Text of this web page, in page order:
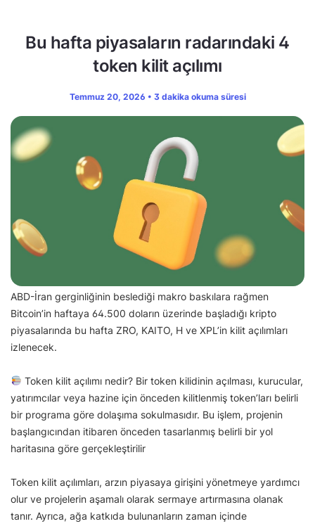
Bu hafta piyasaların radarındaki 4
token kilit açılımı
Temmuz 20, 2026 • 3 dakika okuma süresi
ABD-İran gerginliğinin beslediği makro baskılara rağmen
Bitcoin’in haftaya 64.500 doların üzerinde başladığı kripto
piyasalarında bu hafta ZRO, KAITO, H ve XPL’in kilit açılımları
izlenecek.
Token kilit açılımı nedir? Bir token kilidinin açılması, kurucular,
yatırımcılar veya hazine için önceden kilitlenmiş token’ları belirli
bir programa göre dolaşıma sokulmasıdır. Bu işlem, projenin
başlangıcından itibaren önceden tasarlanmış belirli bir yol
haritasına göre gerçekleştirilir
Token kilit açılımları, arzın piyasaya girişini yönetmeye yardımcı
olur ve projelerin aşamalı olarak sermaye artırmasına olanak
tanır. Ayrıca, ağa katkıda bulunanların zaman içinde